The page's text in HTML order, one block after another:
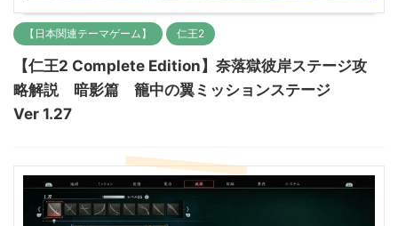
【日本関連テーマゲーム】 仁王2
【仁王2 Complete Edition】奈落獄彼岸ステージ攻
略解説 暗影篇 籠中の翼ミッションステージ
Ver 1.27